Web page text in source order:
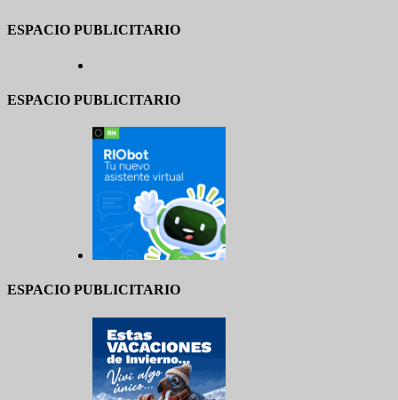
ESPACIO PUBLICITARIO
ESPACIO PUBLICITARIO
ESPACIO PUBLICITARIO